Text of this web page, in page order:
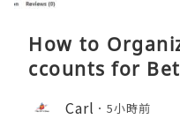
How to
ccounts for
Carl 5小時前